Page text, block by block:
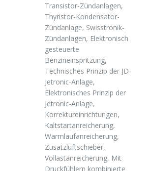
Transistor-Zündanlagen,
Thyristor-Kondensator-
Zündanlage, Swisstronik-
Zündanlagen, Elektronisch
gesteuerte
Benzineinspritzung,
Technisches Prinzip der JD-
Jetronic-Anlage,
Elektronisches Prinzip der
Jetronic-Anlage,
Korrektureinrichtungen,
Kaltstartanreicherung,
Warmlaufanreicherung,
Zusatzluftschieber,
Vollastanreicherung, Mit
Druckfühlern kombinierte